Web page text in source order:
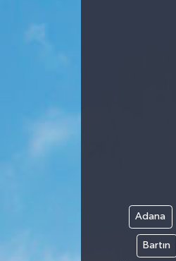
Adana
Bartın
Yaşam